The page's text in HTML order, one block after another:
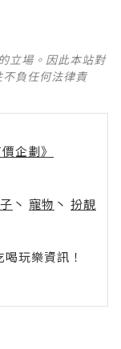
立場。因此本站對
負任何法律責
企劃》
丶 寵物 丶 扮靚
玩樂資訊！